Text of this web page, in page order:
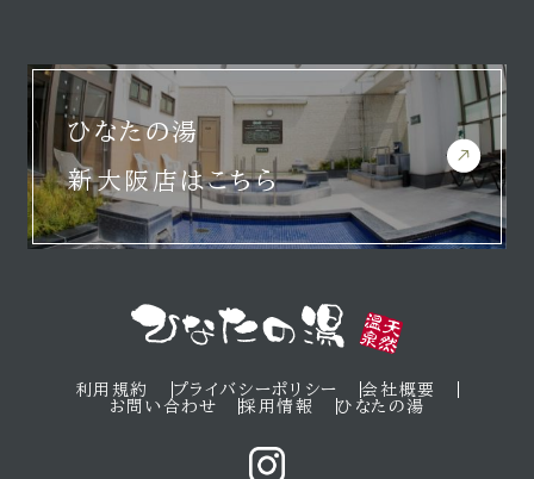
ひなたの湯
新大阪店はこちら
利用規約 プライバシーポリシー
会社概要
お問い合わせ
採用情報 ひなたの湯